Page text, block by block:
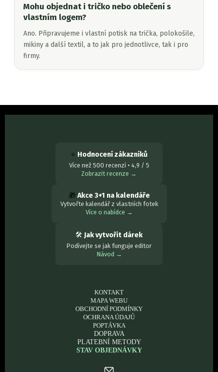
Mohu objednat i tričko nebo oblečení s
vlastním logem?
Ano. Připravujeme i vlastní potisk na trička, polokošile,
mikiny a další textil, a to jak pro jednotlivce, tak i pro
firmy.
⭐ Hodnocení zákazníků
Více než 500 recenzí • 4,9 / 5
Zobrazit recenze →
🎁 Akce 3+1 na kalendáře
Vytvořte kalendář z vlastních fotek
Více o nabídce →
🛠 Jak vytvořit dárek
Podívejte se jak funguje editor
Návod →
KONTAKT
MAPA WEBU
OBCHODNÍ PODMÍNKY
OCHRANA ÚDAJŮ
POPTÁVKA
DOPRAVA
PLATEBNÍ METODY
STAV OBJEDNÁVKY